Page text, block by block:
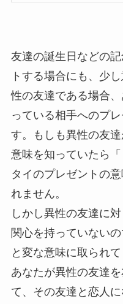
友達の誕生日などの
トする場合にも、少
性の友達である場合
っている相手へのプ
す。もしも異性の友
意味を知っていたら
タイのプレゼントの
れません。
しかし異性の友達に
関心を持っていない
と変な意味に取られ
あなたが異性の友達
て、その友達と恋人